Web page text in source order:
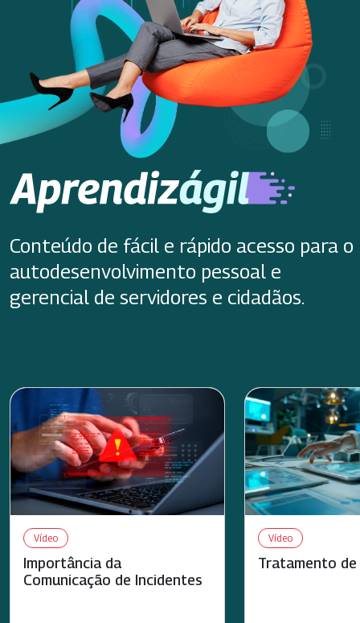
Conteúdo de fácil e rápido acesso para o
autodesenvolvimento pessoal e
gerencial de servidores e cidadãos.
Vídeo
Importância da
Comunicação de Incidentes
Vídeo
Tratamento